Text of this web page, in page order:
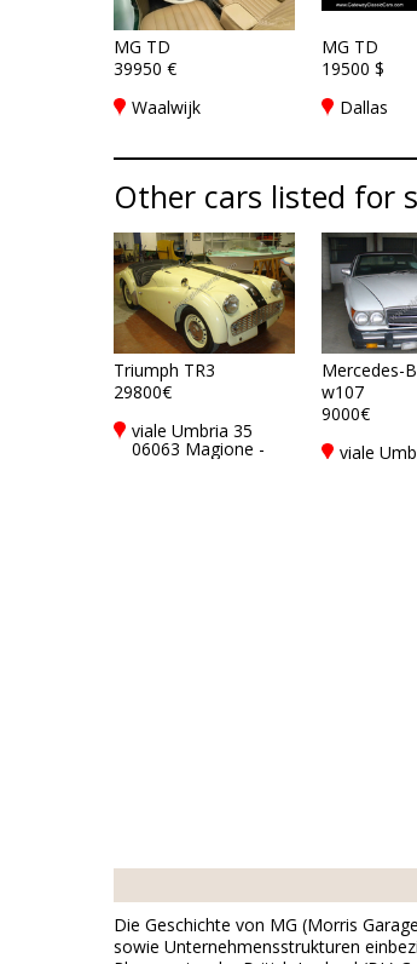
MG TD
39950 €
Waalwijk
MG TD
19500 $
Dallas
Other cars listed for
Triumph TR3
29800€
viale Umbria 35
06063 Magione -
Perugia - PG, Italy
Mercedes-
w107
9000€
viale
Die Geschichte von MG (Morris
sowie Unternehmensstrukturen